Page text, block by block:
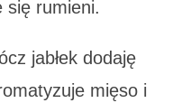
się rumieni.
jabłek dodaję
mięso i